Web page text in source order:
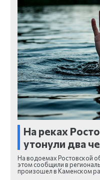
На реках
утонули два
На водоемах Ростовской
этом сообщили в
произошел в Каменском